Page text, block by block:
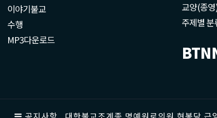
이야기불교
수행
MP3다운로드
교양(종
주제별 분